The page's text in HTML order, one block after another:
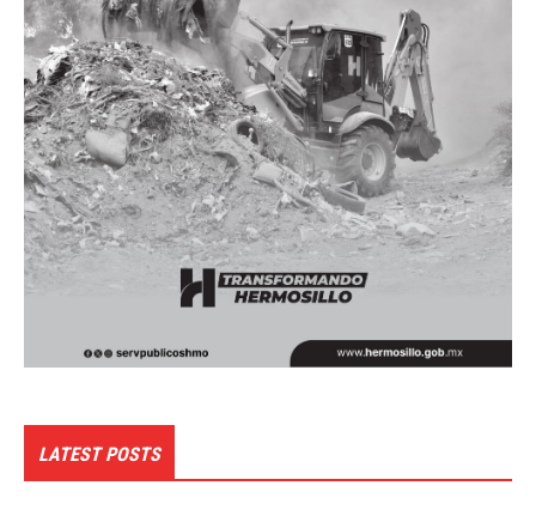
LATEST POSTS